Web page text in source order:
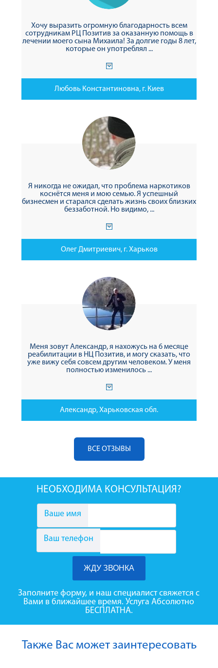
Хочу выразить огромную благодарность всем
сотрудникам РЦ Позитив за оказанную помощь в
лечении моего сына Михаила! За долгие годы 8 лет,
которые он употреблял ...
Любовь Константиновна, г. Киев
Я никогда не ожидал, что проблема наркотиков
коснётся меня и мою семью. Я успешный
бизнесмен и старался сделать жизнь своих близких
беззаботной. Но видимо, ...
Олег Дмитриевич, г. Харьков
Меня зовут Александр, я нахожусь на 6 месяце
реабилитации в НЦ Позитив, и могу сказать, что
уже вижу себя совсем другим человеком. У меня
полностью изменилось ...
Александр, Харьковская обл.
ВСЕ ОТЗЫВЫ
НЕОБХОДИМА КОНСУЛЬТАЦИЯ?
Ваше имя
Ваш телефон
Заполните форму, и наш специалист свяжется с
Вами в ближайшее время. Услуга Абсолютно
БЕСПЛАТНА.
Также Вас может заинтересовать